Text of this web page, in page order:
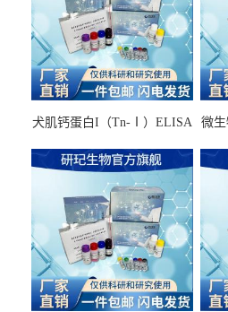
犬肌钙蛋白I（Tn-Ⅰ）ELISA
微